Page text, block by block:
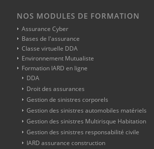
NOS MODULES DE FORMATION
Assurance Cyber
Bases de l'assurance
Classe virtuelle DDA
Environnement Mutualiste
Formation IARD en ligne
DDA
Droit des assurances
Gestion de sinistres corporels
Gestion des sinistres automobiles matériels
Gestion des sinistres Multirisque Habitation
Gestion des sinistres responsabilité civile
IARD assurance construction